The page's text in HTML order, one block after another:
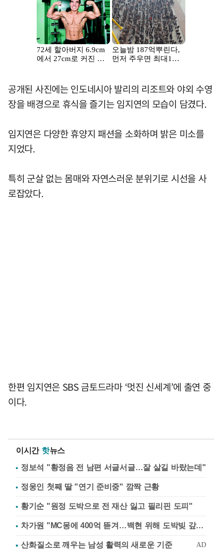
공개된 사진에는 인도네시아 발리의 리조트와 야외 수영
장을 배경으로 휴식을 즐기는 임지연의 모습이 담겼다.
임지연은 다양한 휴양지 패션을 소화하며 밝은 미소를
지었다.
특히 군살 없는 몸매와 자연스러운 분위기로 시선을 사
로잡았다.
한편 임지연은 SBS 금토드라마 ‘멋진 신세계’에 출연 중
이다.
이시간 핫뉴스
정보석 "황정음 전 남편 서글서글…잘 살길 바랐는데"
정웅인 첫째 딸 "연기 준비중" 깜짝 근황
황기순 "원정 도박으로 전 재산 잃고 필리핀 도피"
차가원 "MC몽에 400억 뜯겨…백현 위해 도박빚 갚아줘"